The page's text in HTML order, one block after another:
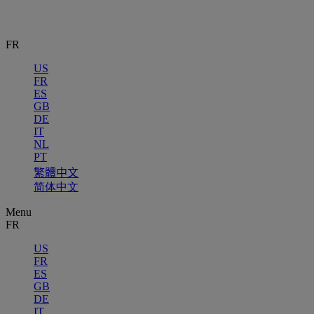
FR
US
FR
ES
GB
DE
IT
NL
PT
繁體中文
简体中文
Menu
FR
US
FR
ES
GB
DE